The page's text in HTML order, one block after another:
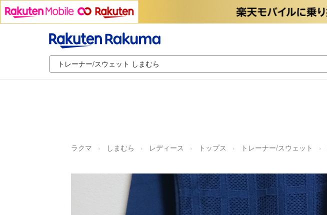
ラクマ しまむら レディース トップス トレーナー/スウェット